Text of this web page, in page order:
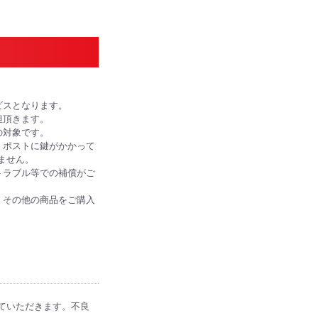
となります。
きます。
象です。
ストに鍵がかかって
ん。
ブル等での補償がご
の他の商品をご購入
いただきます。不良